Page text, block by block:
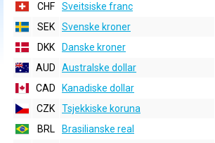
CHF
Sveitsiske franc
SEK
Svenske kroner
DKK
Danske kroner
AUD
Australske dollar
CAD
Kanadiske dollar
CZK
Tsjekkiske koruna
BRL
Brasilianske real